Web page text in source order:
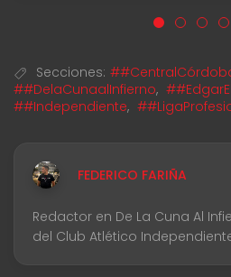
Secciones:
##DelaCunaalInfierno,
##Independiente,
FEDERICO FARIÑA
Redactor en De La Cuna Al
del Club Atlético